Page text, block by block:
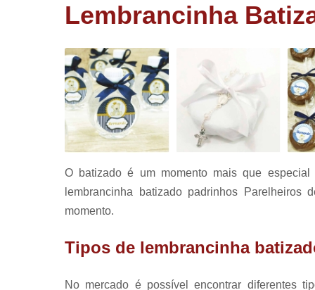
de
de
Panetone
trufado
Pirulitos
chocolate
Lembrancinha
O batizado é um momento mais que
lembrancinha batizado padrinhos
momento.
Tipos de lembrancinha
No mercado é possível encontrar diferentes